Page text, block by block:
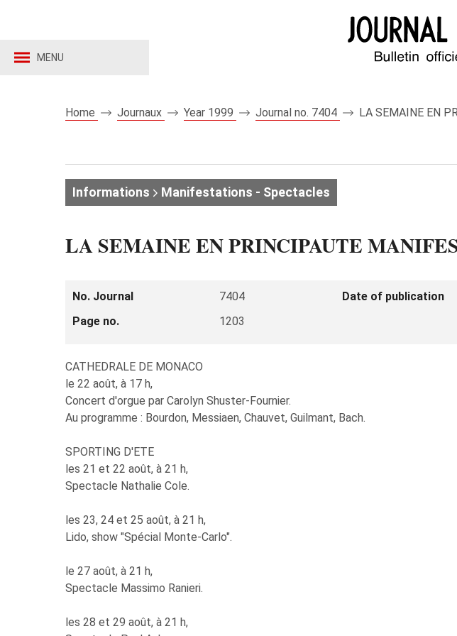
MENU
Home Journaux Year 1999 Journal no. 7404 LA SEMAINE EN
Informations Manifestations - Spectacles
LA SEMAINE EN PRINCIPAUTE
No. Journal 7404 Date of publication
Page no.
1203
CATHEDRALE DE MONACO
le 22 août, à 17 h,
Concert d'orgue par Carolyn Shuster-Fournier.
Au programme : Bourdon, Messiaen, Chauvet, Guilmant, Bach.
SPORTING D'ETE
les 21 et 22 août, à 21 h,
Spectacle Nathalie Cole.
les 23, 24 et 25 août, à 21 h,
Lido, show "Spécial Monte-Carlo".
le 27 août, à 21 h,
Spectacle Massimo Ranieri.
les 28 et 29 août, à 21 h,